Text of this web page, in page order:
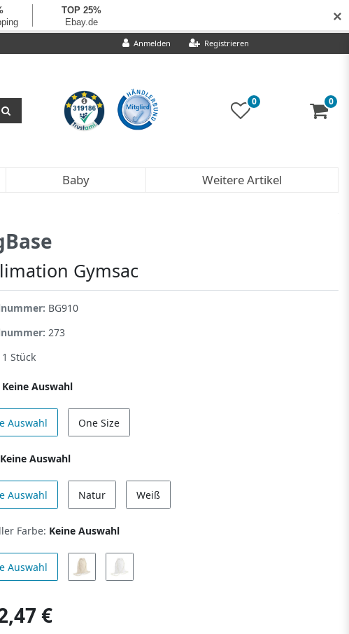
Anmelden Registrieren
0 0
Baby Weitere Artikel
Gymsac
BG910
273
1 Stück
Keine Auswahl
Auswahl One Size
Keine Auswahl
Auswahl Natur Weiß
Farbe: Keine Auswahl
Auswahl
€
✕